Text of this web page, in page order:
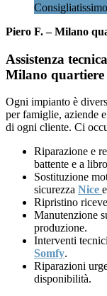
Piero F. – Milano
Assistenza
Milano
Ogni impianto è
per famiglie, aziende
di ogni cliente. Ci
Riparazione e
battente e a
Sostituzione
sicurezza Nice e
Ripristino
Manutenzione
produzione.
Interventi
Somfy.
Riparazioni
disponibilità.